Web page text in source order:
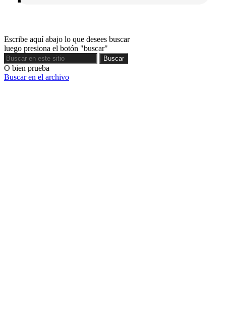
Escribe aquí abajo lo que desees buscar
luego presiona el botón "buscar"
Buscar
Buscar
O bien prueba
Buscar en el archivo